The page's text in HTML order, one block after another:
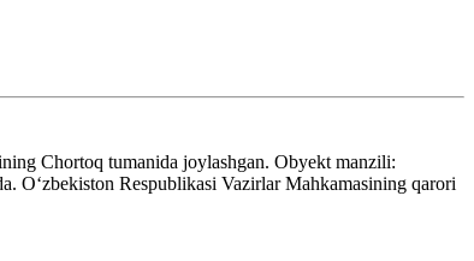
Chortoq tumanida joylashgan. Obyekt manzili:
Oʻzbekiston Respublikasi Vazirlar Mahkamasining qarori